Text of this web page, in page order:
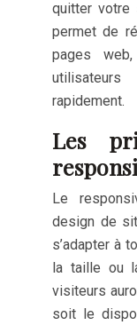
quitter votre
permet de
pages
rapidement.
Les
Le
design de
s’adapter à
la taille ou
visiteurs
soit le